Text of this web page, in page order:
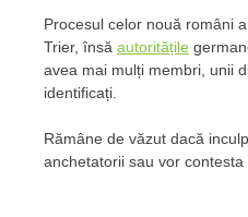
Procesul celor nouă români
Trier, însă autoritățile
avea mai mulți membri, unii
identificați.
Rămâne de văzut dacă
anchetatorii sau vor contesta